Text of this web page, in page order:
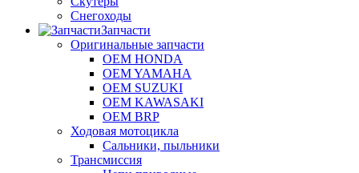
Снегоходы
Запчасти
Оригинальные запчасти
OEM HONDA
OEM YAMAHA
OEM SUZUKI
OEM KAWASAKI
OEM BRP
Ходовая мотоцикла
Сальники, пыльники
Трансмиссия